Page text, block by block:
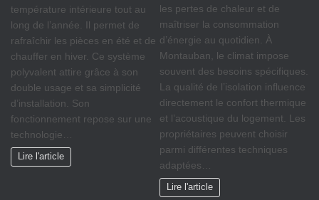
température intérieure tout au
long de l’année. Il permet de
rafraîchir les pièces en été et de
chauffer en hiver. Ce système
polyvalent attire grâce à son
double usage et sa simplicité
d’installation. Son
fonctionnement repose sur une
technologie…
Lire l'article
les pertes de chaleur et de
maîtriser la consommation
d’énergie au quotidien. À
Montauban, le climat impose
souvent des besoins spécifiques.
La qualité de l’isolation influence
directement le confort thermique
et l’acoustique du logement. Les
propriétaires peuvent choisir
parmi différentes techniques
adaptées…
Lire l'article